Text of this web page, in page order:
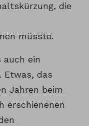
die
müsste.
ein
Etwas, das
Jahren beim
erschienenen